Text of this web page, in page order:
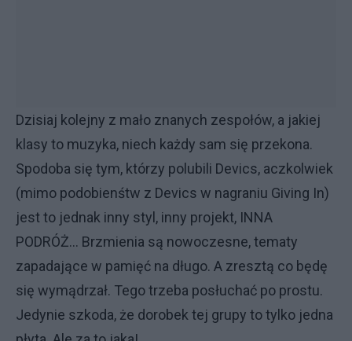
Dzisiaj kolejny z mało znanych zespołów, a jakiej
klasy to muzyka, niech każdy sam się przekona.
Spodoba się tym, którzy polubili Devics, aczkolwiek
(mimo podobienśtw z Devics w nagraniu Giving In)
jest to jednak inny styl, inny projekt, INNA
PODRÓŻ... Brzmienia są nowoczesne, tematy
zapadające w pamięć na długo. A zresztą co będę
się wymądrzał. Tego trzeba posłuchać po prostu.
Jedynie szkoda, że dorobek tej grupy to tylko jedna